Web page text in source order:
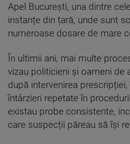
Apel București, una dintre
instanțe din țară, unde sunt
numeroase dosare de mare
În ultimii ani, mai multe
vizau politicieni și oameni de
după intervenirea
întârzieri repetate în
existau probe consistente,
care suspecții păreau să își